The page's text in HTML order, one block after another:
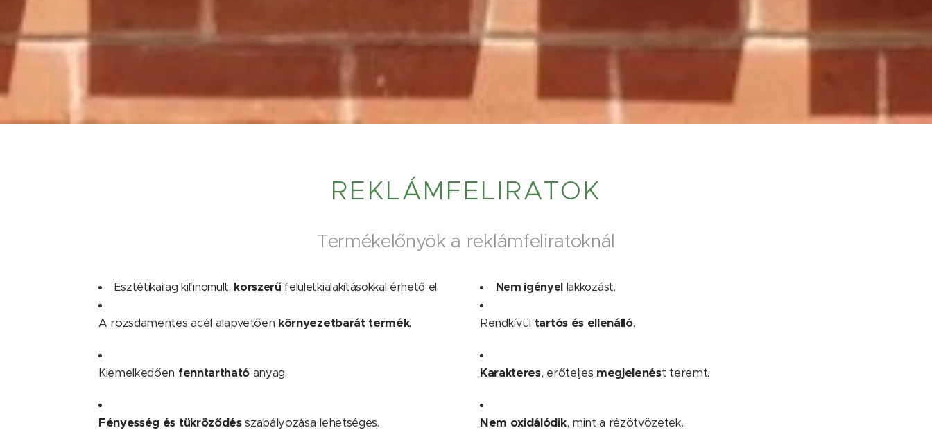
REKLÁMFELIRATOK
Termékelőnyök a reklámfeliratoknál
Esztétikailag kifinomult, korszerűfelületkialakításokkal érhető el.
A rozsdamentes acél alapvetően környezetbarát termék.
Kiemelkedően fenntartható anyag.
Fényesség és tükröződésszabályozása lehetséges.
Nem igényel lakkozást.
Rendkívül tartós és ellenálló.
Karakteres, erőteljes megjelenést teremt.
Nem oxidálódik, mint a rézötvözetek.